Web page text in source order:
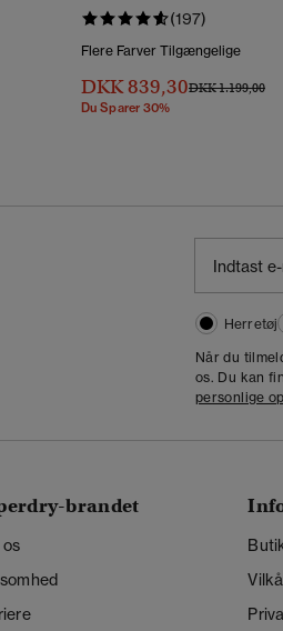
(197)
Flere Farver Tilgængelige
DKK 839,30Pris Nedsat Fra
DKK 1.199,00Til
Du Sparer 30%
Herretøj
Når du
os. Du kan
personlige
brandet